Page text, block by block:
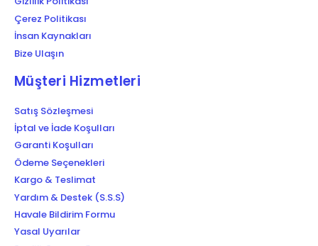
Çerez Politikası
İnsan Kaynakları
Bize Ulaşın
Müşteri Hizmetleri
Satış Sözleşmesi
İptal ve İade Koşulları
Garanti Koşulları
Ödeme Seçenekleri
Kargo & Teslimat
Yardım & Destek (S.S.S)
Havale Bildirim Formu
Yasal Uyarılar